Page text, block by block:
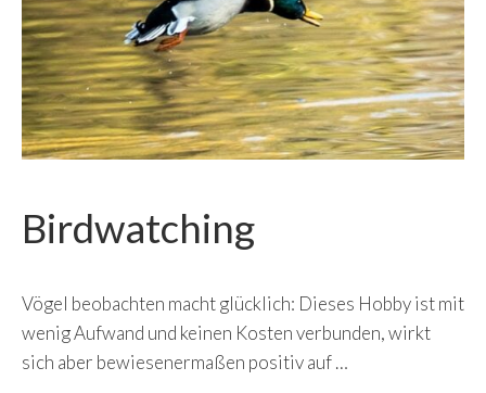
Birdwatching
Vögel beobachten macht glücklich: Dieses Hobby ist mit
wenig Aufwand und keinen Kosten verbunden, wirkt
sich aber bewiesenermaßen positiv auf …